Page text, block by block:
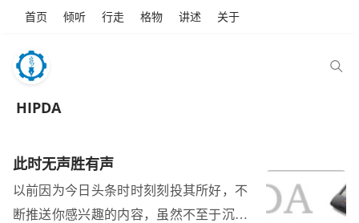
首页 倾听 行走 格物 讲述 关于
HIPDA
此时无声胜有声
以前因为今日头条时时刻刻投其所好，不
断推送你感兴趣的内容，虽然不至于沉